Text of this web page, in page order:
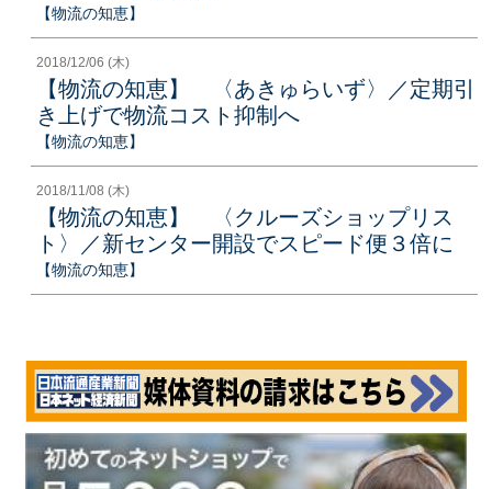
【物流の知恵】
2018/12/06 (木)
【物流の知恵】 〈あきゅらいず〉／定期引
き上げで物流コスト抑制へ
【物流の知恵】
2018/11/08 (木)
【物流の知恵】 〈クルーズショップリス
ト〉／新センター開設でスピード便３倍に
【物流の知恵】